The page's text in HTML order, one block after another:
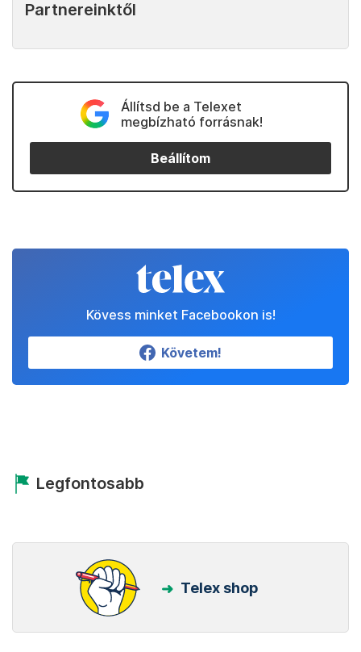
Partnereinktől
Állítsd be a Telexet
megbízható forrásnak!
Beállítom
Kövess minket Facebookon is!
Követem!
Legfontosabb
Telex shop